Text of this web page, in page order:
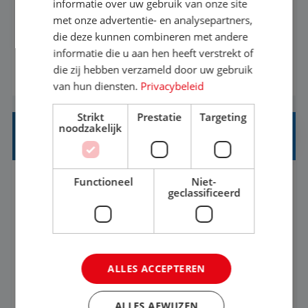
het nu voor jezelf is, of voor een ander: jij vindt
het super om een mooie reis van A tot Z te
regelen. Door jouw kennis en ervaring leren onze
vakantiegangers de meest prachtige plekjes op
aarde kennen! 🏝️Wat ga je doen?Klantgericht
werken: of het nu gaat om vragen ...
BEKIJK VACATURE
STAGIAIR BUSINESS INTELLIGENCE
's-Hertogenbosch
37-40+ uur
informatiebehoefte van verschillende interne
afdelingen specificeren. Aan de hand van deze
informatie over uw gebruik van onze site
met onze advertentie- en analysepartners,
die deze kunnen combineren met andere
informatie die u aan hen heeft verstrekt of
die zij hebben verzameld door uw gebruik
van hun diensten. Privacybeleid
Strikt
noodzakelijk
Prestatie Targeting
Functioneel
Niet-
geclassificeerd
ALLES ACCEPTEREN